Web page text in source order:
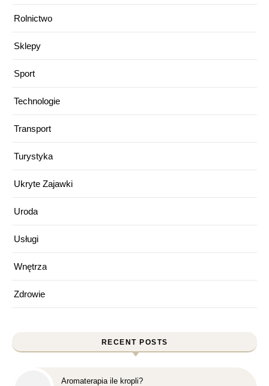
Rolnictwo
Sklepy
Sport
Technologie
Transport
Turystyka
Ukryte Zajawki
Uroda
Usługi
Wnętrza
Zdrowie
RECENT POSTS
Aromaterapia ile kropli?